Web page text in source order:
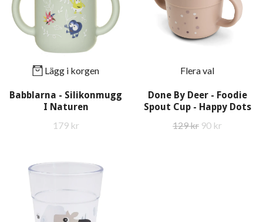
Lägg i korgen
Babblarna - Silikonmugg
I Naturen
179 kr
Flera val
Done By Deer - Foodie
Spout Cup - Happy Dots
129 kr 90 kr